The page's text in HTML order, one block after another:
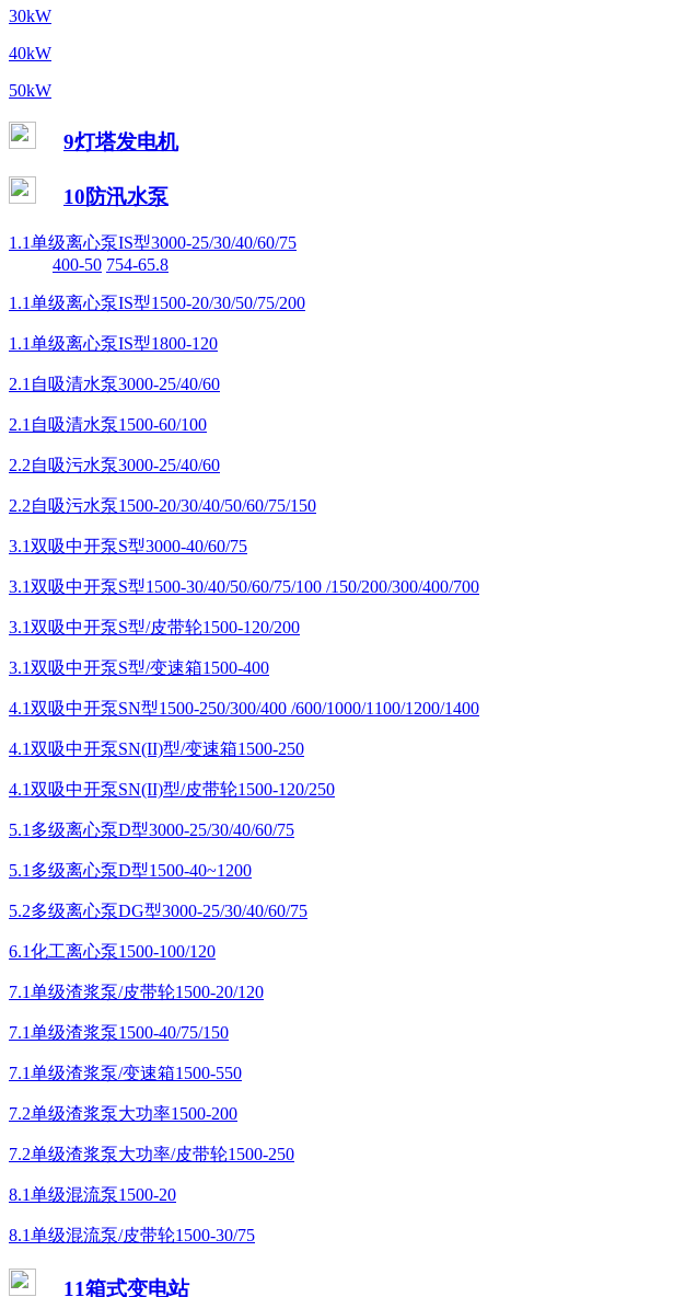
30kW
40kW
50kW
9灯塔发电机
10防汛水泵
1.1单级离心泵IS型3000-25/30/40/60/75
400-50 754-65.8
1.1单级离心泵IS型1500-20/30/50/75/200
1.1单级离心泵IS型1800-120
2.1自吸清水泵3000-25/40/60
2.1自吸清水泵1500-60/100
2.2自吸污水泵3000-25/40/60
2.2自吸污水泵1500-20/30/40/50/60/75/150
3.1双吸中开泵S型3000-40/60/75
3.1双吸中开泵S型1500-30/40/50/60/75/100 /150/200/300/400/700
3.1双吸中开泵S型/皮带轮1500-120/200
3.1双吸中开泵S型/变速箱1500-400
4.1双吸中开泵SN型1500-250/300/400 /600/1000/1100/1200/1400
4.1双吸中开泵SN(II)型/变速箱1500-250
4.1双吸中开泵SN(II)型/皮带轮1500-120/250
5.1多级离心泵D型3000-25/30/40/60/75
5.1多级离心泵D型1500-40~1200
5.2多级离心泵DG型3000-25/30/40/60/75
6.1化工离心泵1500-100/120
7.1单级渣浆泵/皮带轮1500-20/120
7.1单级渣浆泵1500-40/75/150
7.1单级渣浆泵/变速箱1500-550
7.2单级渣浆泵大功率1500-200
7.2单级渣浆泵大功率/皮带轮1500-250
8.1单级混流泵1500-20
8.1单级混流泵/皮带轮1500-30/75
11箱式变电站